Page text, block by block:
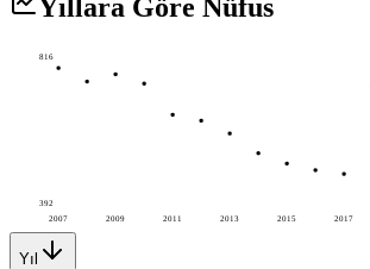
Yıllara Göre Nüfus
2007 2009 2011 2013 2015 2017
816
392
Yıl